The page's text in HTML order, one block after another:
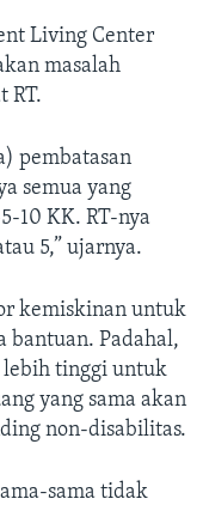
Living Center
masalah
RT.
pembatasan
semua yang
10 KK. RT-nya
5,” ujarnya.
kemiskinan untuk
bantuan. Padahal,
lebih tinggi untuk
yang sama akan
non-disabilitas.
sama tidak